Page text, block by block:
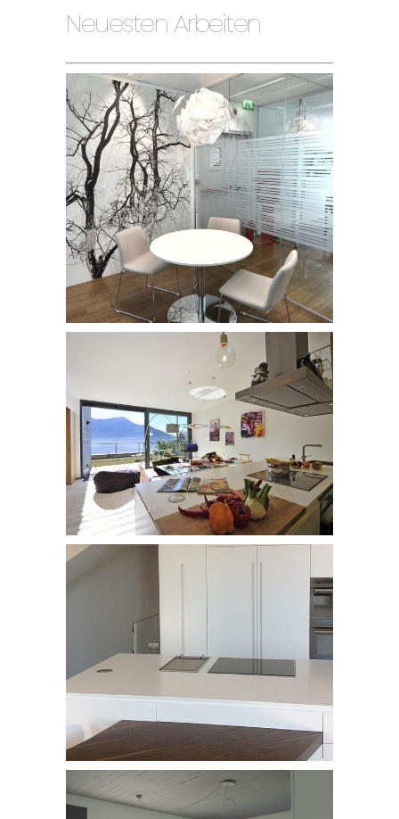
Neuesten Arbeiten
Ufficio a Milano
/UFFICI
Appartamento Lago di Como
/APPARTAMENTI
Appartamento Alessandria
/APPARTAMENTI